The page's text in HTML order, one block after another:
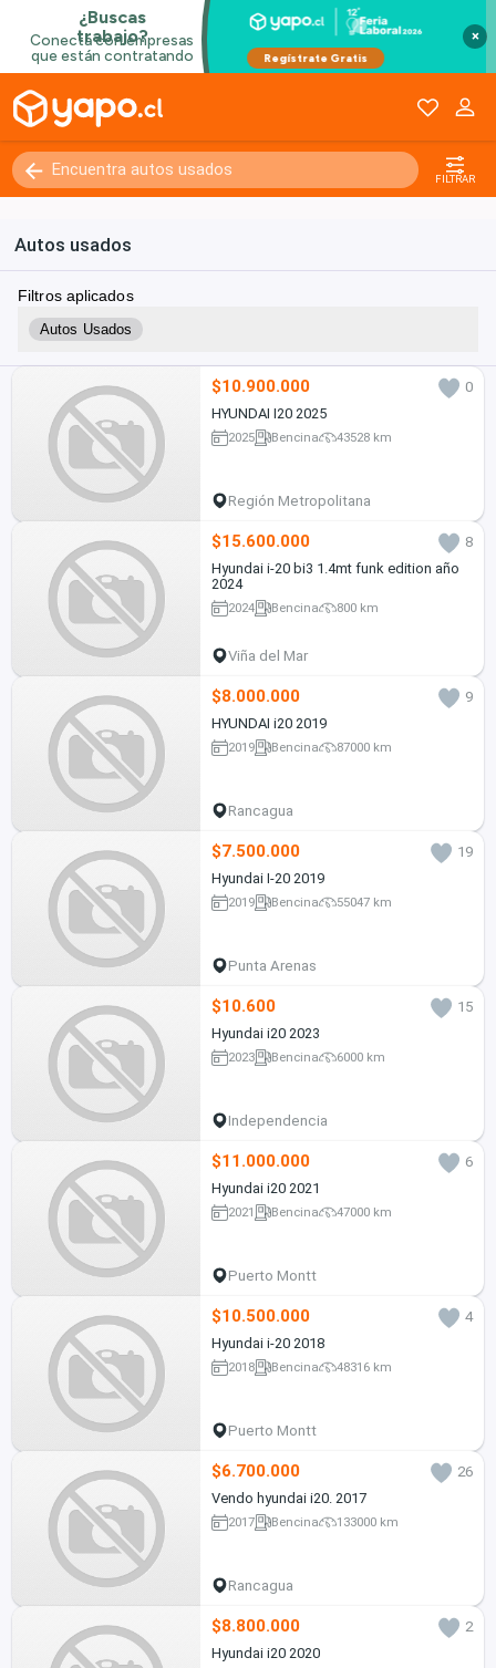
×
FILTRAR
Autos usados
Filtros aplicados
Autos Usados
$10.900.000
0
HYUNDAI I20 2025
2025 Bencina 43528 km
Región Metropolitana
$15.600.000
8
Hyundai i-20 bi3 1.4mt funk edition año
2024
2024 Bencina 800 km
Viña del Mar
$8.000.000
9
HYUNDAI i20 2019
2019 Bencina 87000 km
Rancagua
$7.500.000
19
Hyundai I-20 2019
2019 Bencina 55047 km
Punta Arenas
$10.600
15
Hyundai i20 2023
2023 Bencina 6000 km
Independencia
$11.000.000
6
Hyundai i20 2021
2021 Bencina 47000 km
Puerto Montt
$10.500.000
4
Hyundai i-20 2018
2018 Bencina 48316 km
Puerto Montt
$6.700.000
26
Vendo hyundai i20. 2017
2017 Bencina 133000 km
Rancagua
$8.800.000
2
Hyundai i20 2020